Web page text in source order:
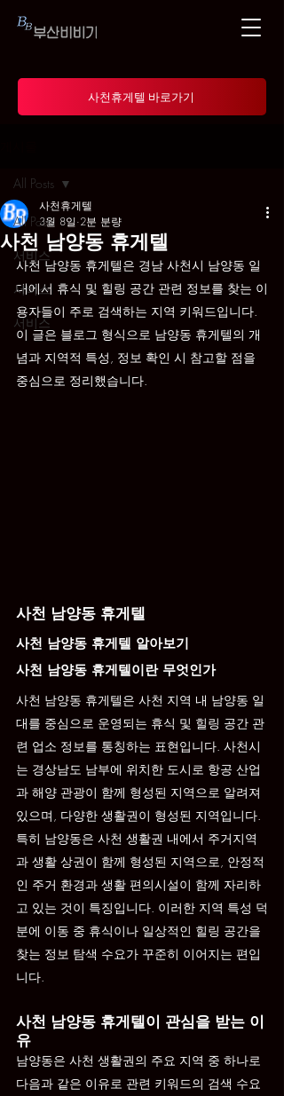
사천휴게텔 바로가기
All Posts
서비스
서비스
서비스
All Posts
사천 남양동 휴게텔
사천휴게텔
3월 8일 2분 분량
사천 남양동 휴게텔은 경남 사천시 남양동 일
대에서 휴식 및 힐링 공간 관련 정보를 찾는 이
용자들이 주로 검색하는 지역 키워드입니다.
이 글은 블로그 형식으로 남양동 휴게텔의 개
념과 지역적 특성, 정보 확인 시 참고할 점을
중심으로 정리했습니다.
사천 남양동 휴게텔
사천 남양동 휴게텔 알아보기
사천 남양동 휴게텔이란 무엇인가
사천 남양동 휴게텔은 사천 지역 내 남양동 일
대를 중심으로 운영되는 휴식 및 힐링 공간 관
련 업소 정보를 통칭하는 표현입니다. 사천시
는 경상남도 남부에 위치한 도시로 항공 산업
과 해양 관광이 함께 형성된 지역으로 알려져
있으며, 다양한 생활권이 형성된 지역입니다.
특히 남양동은 사천 생활권 내에서 주거지역
과 생활 상권이 함께 형성된 지역으로, 안정적
인 주거 환경과 생활 편의시설이 함께 자리하
고 있는 것이 특징입니다. 이러한 지역 특성 덕
분에 이동 중 휴식이나 일상적인 힐링 공간을
찾는 정보 탐색 수요가 꾸준히 이어지는 편입
니다.
사천 남양동 휴게텔이 관심을 받는 이
유
남양동은 사천 생활권의 주요 지역 중 하나로
다음과 같은 이유로 관련 키워드의 검색 수요